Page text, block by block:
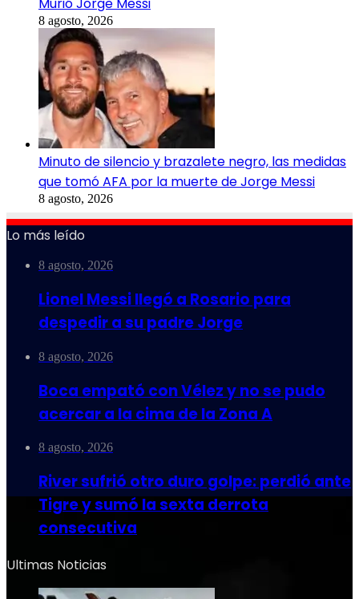
Murió Jorge Messi
8 agosto, 2026
Minuto de silencio y brazalete negro, las medidas
que tomó AFA por la muerte de Jorge Messi
8 agosto, 2026
Lo más leído
8 agosto, 2026
Lionel Messi llegó a Rosario para
despedir a su padre Jorge
8 agosto, 2026
Boca empató con Vélez y no se pudo
acercar a la cima de la Zona A
8 agosto, 2026
River sufrió otro duro golpe: perdió ante
Tigre y sumó la sexta derrota
consecutiva
Ultimas Noticias